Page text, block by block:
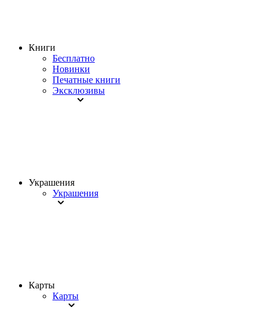
Книги
Бесплатно
Новинки
Печатные книги
Эксклюзивы
Украшения
Украшения
Карты
Карты